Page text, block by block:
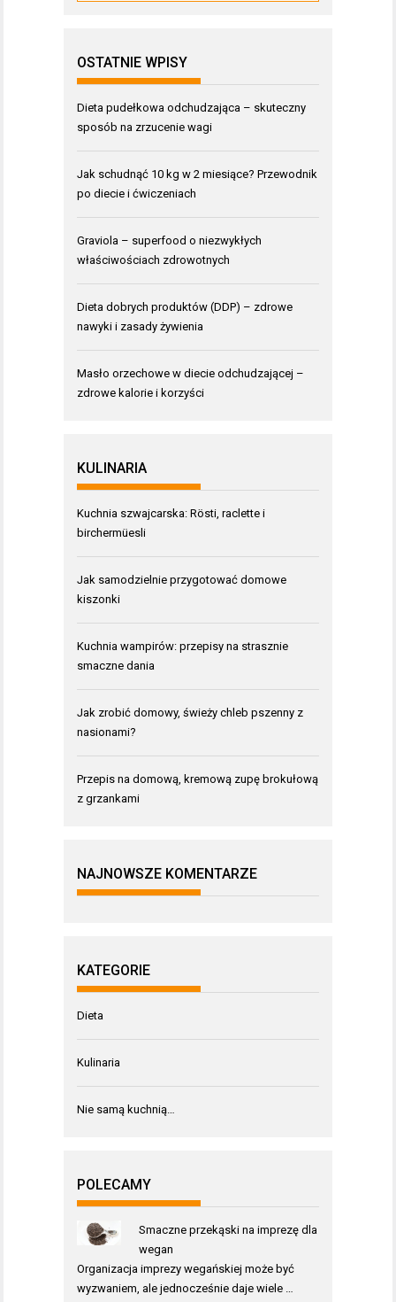
OSTATNIE WPISY
Dieta pudełkowa odchudzająca – skuteczny
sposób na zrzucenie wagi
Jak schudnąć 10 kg w 2 miesiące? Przewodnik
po diecie i ćwiczeniach
Graviola – superfood o niezwykłych
właściwościach zdrowotnych
Dieta dobrych produktów (DDP) – zdrowe
nawyki i zasady żywienia
Masło orzechowe w diecie odchudzającej –
zdrowe kalorie i korzyści
KULINARIA
Kuchnia szwajcarska: Rösti, raclette i
birchermüesli
Jak samodzielnie przygotować domowe
kiszonki
Kuchnia wampirów: przepisy na strasznie
smaczne dania
Jak zrobić domowy, świeży chleb pszenny z
nasionami?
Przepis na domową, kremową zupę brokułową
z grzankami
NAJNOWSZE KOMENTARZE
KATEGORIE
Dieta
Kulinaria
Nie samą kuchnią…
POLECAMY
Smaczne przekąski na imprezę dla
wegan
Organizacja imprezy wegańskiej może być
wyzwaniem, ale jednocześnie daje wiele …